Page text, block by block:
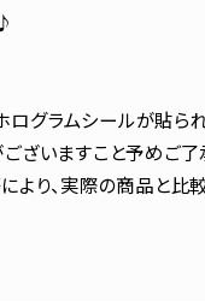
グラムシールが貼ら
いますこと予めご了
より、実際の商品と比